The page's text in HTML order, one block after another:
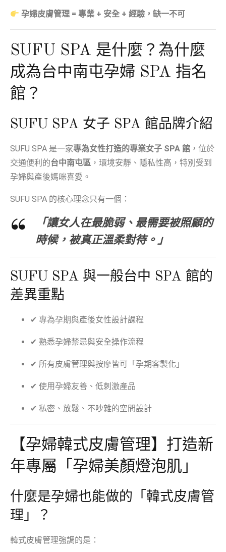
孕婦皮膚管理 = 專業 + 安全 + 經驗，缺一不可
SUFU SPA 是什麼？為什麼
成為台中南屯孕婦 SPA 指名
館？
SUFU SPA 女子 SPA 館品牌介紹
SUFU SPA 是一家專為女性打造的專業女子 SPA 館 ，位於
交通便利的台中南屯區 ，環境安靜、隱私性高，特別受到
孕婦與產後媽咪喜愛。
SUFU SPA 的核心理念只有一個：
「讓女人在最脆弱、最需要被照顧的
時候，被真正溫柔對待。」
SUFU SPA 與一般台中 SPA 館的
差異重點
✔ 專為孕期與產後女性設計課程
✔ 熟悉孕婦禁忌與安全操作流程
✔ 所有皮膚管理與按摩皆可「孕期客製化」
✔ 使用孕婦友善、低刺激產品
✔ 私密、放鬆、不吵雜的空間設計
【孕婦韓式皮膚管理】打造新
年專屬「孕婦美顏燈泡肌」
什麼是孕婦也能做的「韓式皮膚管
理」？
韓式皮膚管理強調的是：